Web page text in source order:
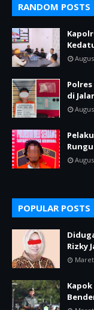
RANDOM POSTS
di
POPULAR POSTS
Rizky